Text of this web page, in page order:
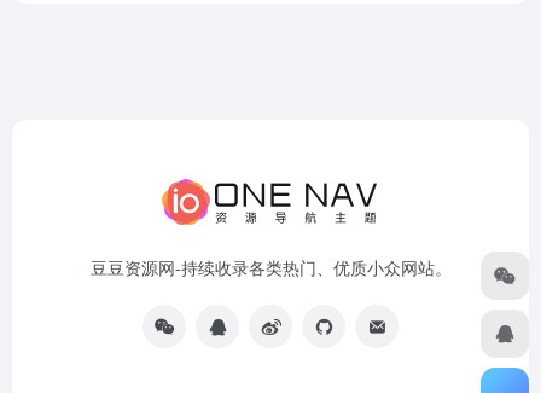
豆豆资源网-持续收录各类热门、优质小众网站。